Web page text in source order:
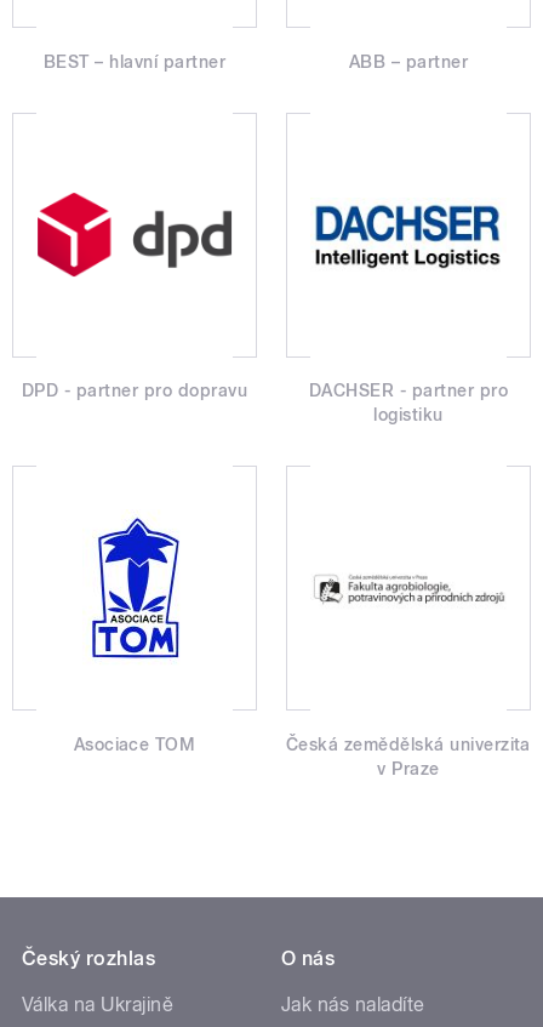
BEST – hlavní partner ABB – partner
DPD - partner pro dopravu
DACHSER - partner pro
logistiku
Asociace TOM
Česká zemědělská univerzita
v Praze
Český rozhlas
Válka na Ukrajině
O nás
Jak nás naladíte